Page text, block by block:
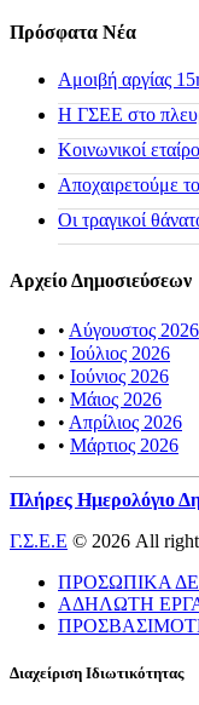
Πρόσφατα Νέα
Αμοιβή αργίας
H ΓΣΕΕ στο
Κοινωνικοί
Αποχαιρετούμε
Οι τραγικοί
Αρχείο Δημοσιεύσεων
• Αύγουστος 2026
• Ιούλιος 2026
• Ιούνιος 2026
• Μάιος 2026
• Απρίλιος 2026
• Μάρτιος 2026
Πλήρες Ημερολόγιο
Γ.Σ.Ε.Ε © 2026 All
ΠΡΟΣΩΠΙΚΑ
ΑΔΗΛΩΤΗ
Διαχείριση Ιδιωτικότητας